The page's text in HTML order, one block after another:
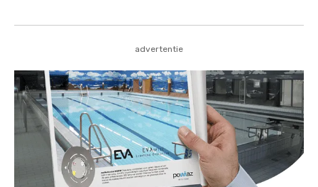
advertentie